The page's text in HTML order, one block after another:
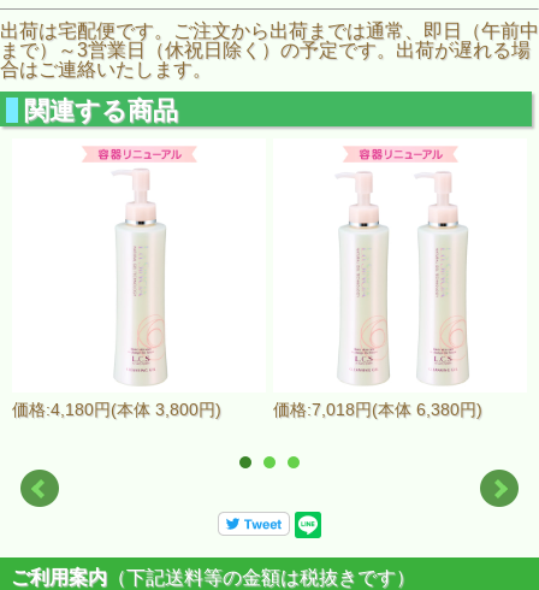
出荷は宅配便です。ご注文から出荷までは通常、即日（午前中
まで）～3営業日（休祝日除く）の予定です。出荷が遅れる場
合はご連絡いたします。
関連する商品
価格:4,180円(本体 3,800円) 価格:7,018円(本体 6,380円)
ご利用案内 （下記送料等の金額は税抜きです）